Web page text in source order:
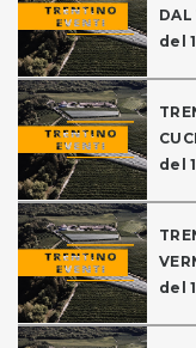
DAL
del
del
del